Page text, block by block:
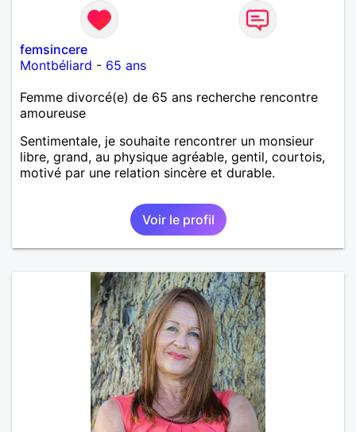
femsincere
Montbéliard - 65 ans
Femme divorcé(e) de 65 ans recherche rencontre
amoureuse
Sentimentale, je souhaite rencontrer un monsieur
libre, grand, au physique agréable, gentil, courtois,
motivé par une relation sincère et durable.
Voir le profil